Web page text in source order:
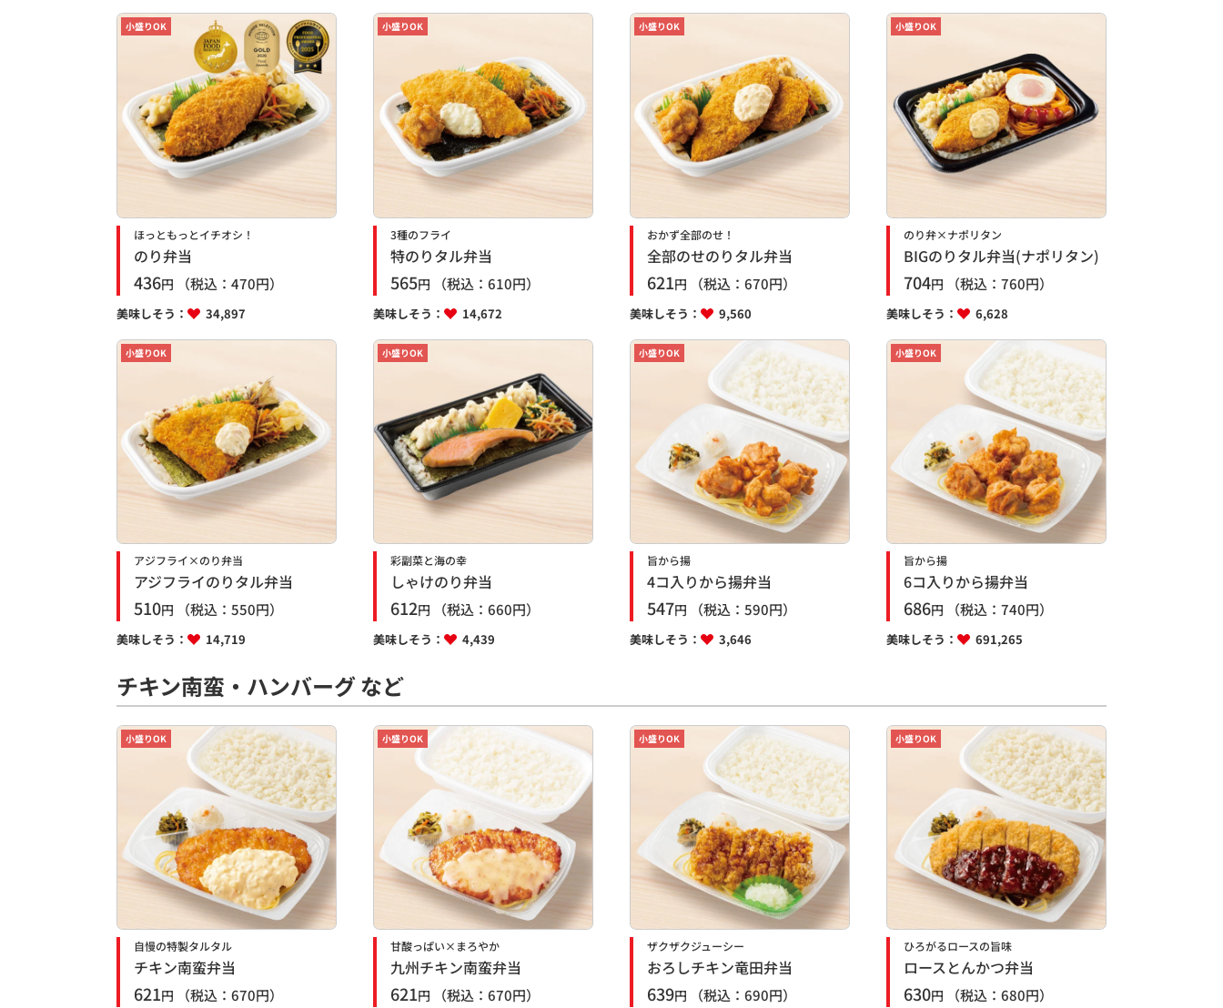
小盛りOK
ほっともっとイチオシ！
のり弁当
436円 （税込： 470円）
美味しそう： 34,897
小盛りOK
3種のフライ
特のりタル弁当
565円 （税込： 610円）
美味しそう： 14,672
小盛りOK
おかず全部のせ！
全部のせのりタル弁当
621円 （税込： 670円）
美味しそう： 9,560
小盛りOK
のり弁×ナポリタン
BIGのりタル弁当(ナポリタン)
704円 （税込： 760円）
美味しそう： 6,628
小盛りOK
アジフライ×のり弁当
アジフライのりタル弁当
510円 （税込： 550円）
美味しそう： 14,719
小盛りOK
彩副菜と海の幸
しゃけのり弁当
612円 （税込： 660円）
美味しそう： 4,439
小盛りOK
旨から揚
4コ入りから揚弁当
547円 （税込： 590円）
美味しそう： 3,646
小盛りOK
旨から揚
6コ入りから揚弁当
686円 （税込： 740円）
美味しそう： 691,265
チキン南蛮・ハンバーグ など
小盛りOK
自慢の特製タルタル
チキン南蛮弁当
621円 （税込： 670円）
小盛りOK
甘酸っぱい×まろやか
九州チキン南蛮弁当
621円 （税込： 670円）
小盛りOK
ザクザクジューシー
おろしチキン竜田弁当
639円 （税込： 690円）
小盛りOK
ひろがるロースの旨味
ロースとんかつ弁当
630円 （税込： 680円）